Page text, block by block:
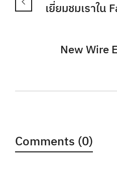
เยี่ยมชมเราใน
New Wire
Comments (0)